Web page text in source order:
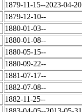
1879-11-15--2023-04-20
1879-12-10--
1880-01-03--
1880-01-08--
1880-05-15--
1880-09-22--
1881-07-17--
1882-07-08--
1882-11-25--